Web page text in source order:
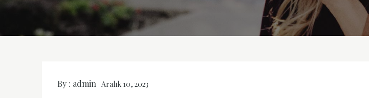
By : admin Aralık 10, 2023